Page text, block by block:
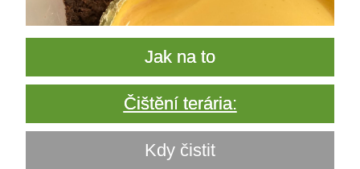
Jak na to
Čištění terária:
Kdy čistit